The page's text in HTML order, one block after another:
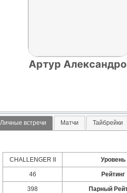
Артур
Личные встречи Матчи Тайбрейки
CHALLENGER II Уровень
46 Рейтинг
398 Парный